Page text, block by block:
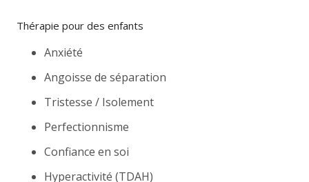
Thérapie pour des enfants
Anxiété
Angoisse de séparation
Tristesse / Isolement
Perfectionnisme
Confiance en soi
Hyperactivité (TDAH)